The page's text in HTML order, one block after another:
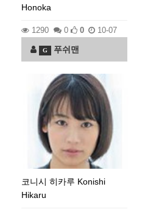
Honoka
1290 0 0 10-07
G 푸쉬맨
코니시 히카루 Konishi
Hikaru